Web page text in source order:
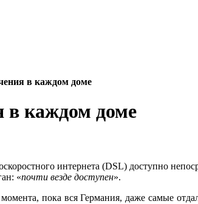
в каждом доме
в каждом доме
интернета (DSL) доступно
«почти везде доступен».
пока вся Германия, даже самые